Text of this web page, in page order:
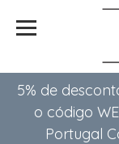
5% de
o código
Portugal